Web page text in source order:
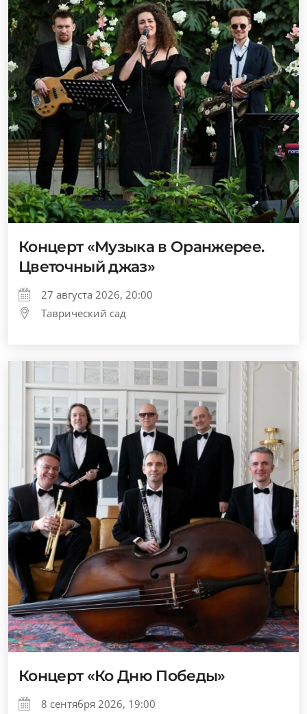
Концерт «Музыка в Оранжерее.
Цветочный джаз»
27 августа 2026, 20:00
Таврический сад
Концерт «Ко Дню Победы»
8 сентября 2026, 19:00